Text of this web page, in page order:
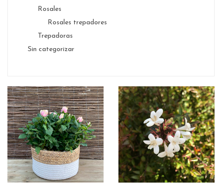
Rosales
Rosales trepadores
Trepadoras
Sin categorizar